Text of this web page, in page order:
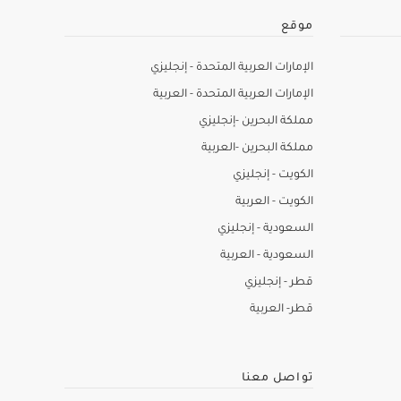
موقع
الإمارات العربية المتحدة - إنجليزي
الإمارات العربية المتحدة - العربية
مملكة البحرين -إنجليزي
مملكة البحرين -العربية
الكويت - إنجليزي
الكويت - العربية
السعودية - إنجليزي
السعودية - العربية
قطر - إنجليزي
قطر- العربية
تواصل معنا